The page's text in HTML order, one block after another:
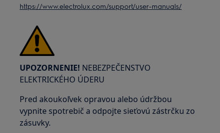
https://www.electrolux.com/support/user-manuals/
UPOZORNENIE! NEBEZPEČENSTVO
ELEKTRICKÉHO ÚDERU
Pred akoukoľvek opravou alebo údržbou
vypnite spotrebič a odpojte sieťovú zástrčku zo
zásuvky.